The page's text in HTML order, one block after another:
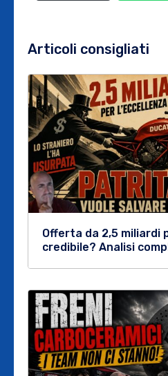
Articoli consigliati
Offerta da 2,5 miliardi
credibile? Analisi